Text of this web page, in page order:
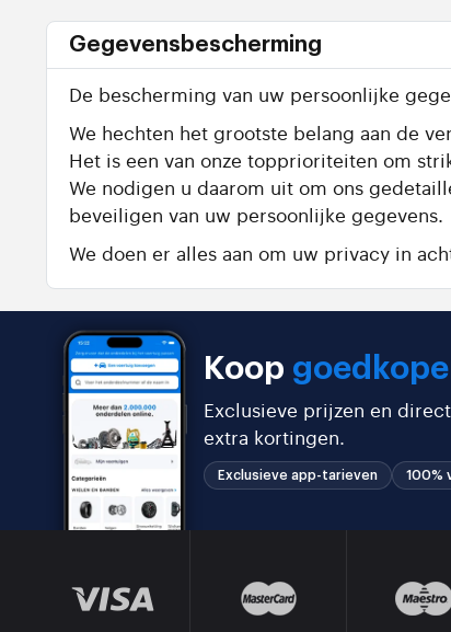
Gegevensbescherming
De bescherming van uw persoonlijke
We hechten het grootste belang aan de
Het is een van onze topprioriteiten om
We nodigen u daarom uit om ons
beveiligen van uw persoonlijke gegevens.
We doen er alles aan om uw privacy in
Koop
Exclusieve prijzen en
extra kortingen.
Exclusieve app-tarieven 100%